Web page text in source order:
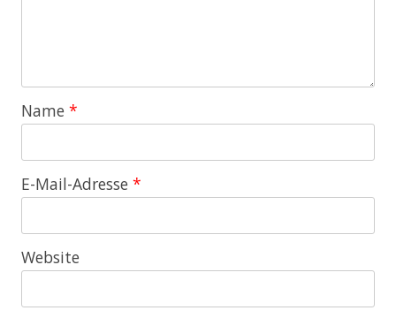
Name *
E-Mail-Adresse *
Website